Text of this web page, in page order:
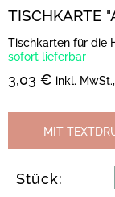
TISCHKARTE
Tischkarten für die
sofort lieferbar
3,03 € inkl. MwSt.,
MIT
Stück: